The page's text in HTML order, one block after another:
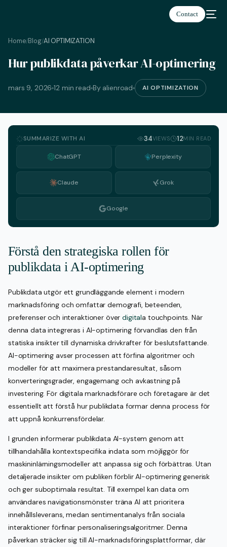
Contact
Home/Blog/AI OPTIMIZATION
Hur publikdata påverkar AI-optimering
mars 9, 2026 12 min read By alienroad AI OPTIMIZATION
SUMMARIZE WITH AI 34VIEWS 12MIN READ
ChatGPT Perplexity
Claude Grok
Google
Förstå den strategiska rollen för
publikdata i AI-optimering
Publikdata utgör ett grundläggande element i modern
marknadsföring och omfattar demografi, beteenden,
preferenser och interaktioner överdigitala touchpoints. När
denna data integreras i AI-optimering förvandlas den från
statiska insikter till dynamiska drivkrafter för beslutsfattande.
AI-optimering avser processen att förfina algoritmer och
modeller för att maximera prestandaresultat, såsom
konverteringsgrader, engagemang och avkastning på
investering. För digitala marknadsförare och företagare är det
essentiellt att förstå hur publikdata formar denna process för
att uppnå konkurrensfördelar.
I grunden informerar publikdata AI-system genom att
tillhandahålla kontextspecifika indata som möjliggör för
maskininlärningsmodeller att anpassa sig och förbättras. Utan
detaljerade insikter om publiken förblir AI-optimering generisk
och ger suboptimala resultat. Till exempel kan data om
användares navigationsmönster träna AI att prioritera
innehållsleverans, medan sentimentanalys från sociala
interaktioner förfinar personaliseringsalgoritmer. Denna
påverkan sträcker sig till AI-marknadsföringsplattformar, där
Svenska